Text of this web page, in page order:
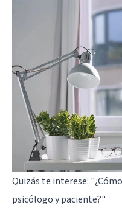
Quizás te interese:
psicólogo y paciente?"